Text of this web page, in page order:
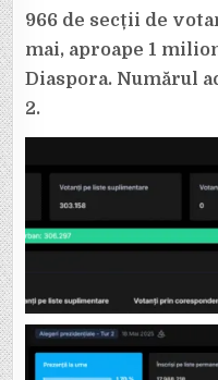
966 de secții de
mai, aproape 1
Diaspora. Numărul
2.